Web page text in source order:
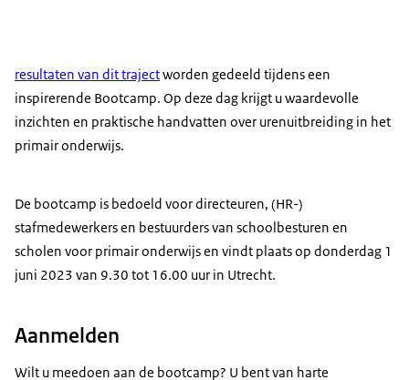
resultaten van dit trajectworden gedeeld tijdens een
inspirerende Bootcamp. Op deze dag krijgt u waardevolle
inzichten en praktische handvatten over urenuitbreiding in het
primair onderwijs.
De bootcamp is bedoeld voor directeuren, (HR-)
stafmedewerkers en bestuurders van schoolbesturen en
scholen voor primair onderwijs en vindt plaats op donderdag 1
juni 2023 van 9.30 tot 16.00 uur in Utrecht.
Aanmelden
Wilt u meedoen aan de bootcamp? U bent van harte